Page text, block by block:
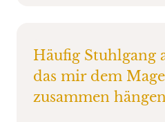
Häufig Stuhlgang
das mir dem
zusammen